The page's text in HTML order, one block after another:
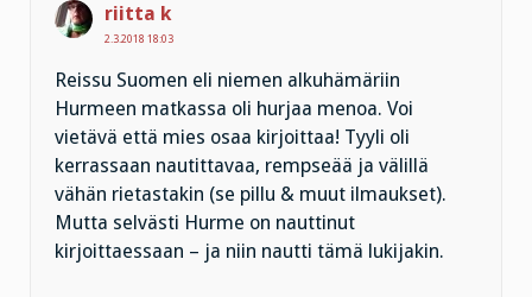
riitta k
2.3.2018 18:03
Reissu Suomen eli niemen alkuhämäriin
Hurmeen matkassa oli hurjaa menoa. Voi
vietävä että mies osaa kirjoittaa! Tyyli oli
kerrassaan nautittavaa, rempseää ja välillä
vähän rietastakin (se pillu & muut ilmaukset).
Mutta selvästi Hurme on nauttinut
kirjoittaessaan – ja niin nautti tämä lukijakin.